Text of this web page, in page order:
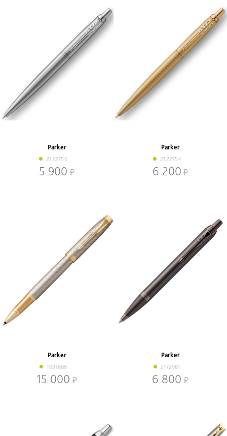
Parker
2122756
5 900
Parker
2122754
6 200
Parker
1931686
15 000
Parker
2172961
6 800